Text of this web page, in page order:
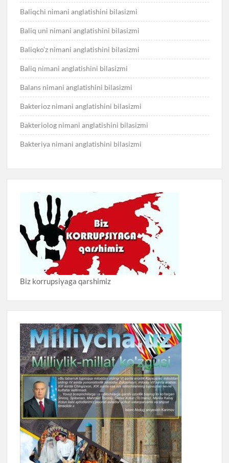
Baliqchi nimani anglatishini bilasizmi
Baliq uni nimani anglatishini bilasizmi
Baliqko’z nimani anglatishini bilasizmi
Baliq nimani anglatishini bilasizmi
Balans nimani anglatishini bilasizmi
Bakterioz nimani anglatishini bilasizmi
Bakteriolog nimani anglatishini bilasizmi
Bakteriya nimani anglatishini bilasizmi
Biz korrupsiyaga qarshimiz